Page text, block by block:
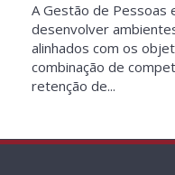
A Gestão de Pessoas
desenvolver
alinhados com os
combinação de
retenção de...